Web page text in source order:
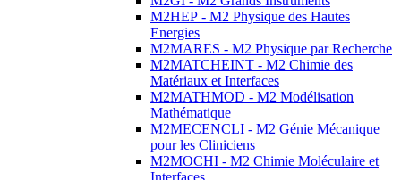
M2HEP - M2 Physique des Hautes
Energies
M2MARES - M2 Physique par Recherche
M2MATCHEINT - M2 Chimie des
Matériaux et Interfaces
M2MATHMOD - M2 Modélisation
Mathématique
M2MECENCLI - M2 Génie Mécanique
pour les Cliniciens
M2MOCHI - M2 Chimie Moléculaire et
Interfaces